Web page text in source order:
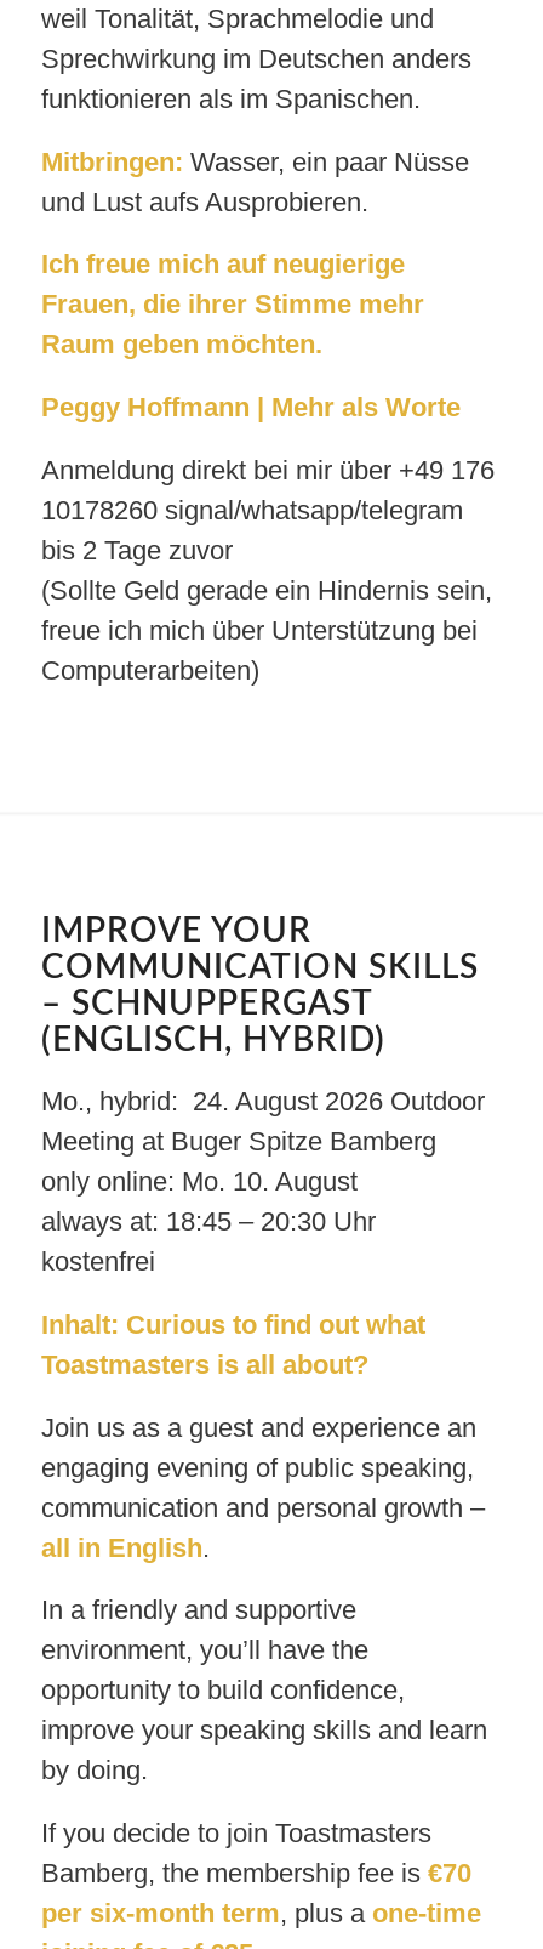
weil Tonalität, Sprachmelodie und
Sprechwirkung im Deutschen anders
funktionieren als im Spanischen.
Mitbringen: Wasser, ein paar Nüsse
und Lust aufs Ausprobieren.
Ich freue mich auf neugierige
Frauen, die ihrer Stimme mehr
Raum geben möchten.
Peggy Hoffmann | Mehr als Worte
Anmeldung direkt bei mir über +49 176
10178260 signal/whatsapp/telegram
bis 2 Tage zuvor
(Sollte Geld gerade ein Hindernis sein,
freue ich mich über Unterstützung bei
Computerarbeiten)
IMPROVE YOUR
COMMUNICATION SKILLS
– SCHNUPPERGAST
(ENGLISCH, HYBRID)
Mo., hybrid: 24. August 2026 Outdoor
Meeting at Buger Spitze Bamberg
only online: Mo. 10. August
always at: 18:45 – 20:30 Uhr
kostenfrei
Inhalt: Curious to find out what
Toastmasters is all about?
Join us as a guest and experience an
engaging evening of public speaking,
communication and personal growth –
all in English.
In a friendly and supportive
environment, you’ll have the
opportunity to build confidence,
improve your speaking skills and learn
by doing.
If you decide to join Toastmasters
Bamberg, the membership fee is €70
per six-month term, plus a one-time